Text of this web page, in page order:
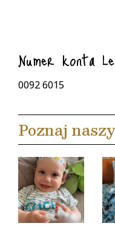
Numer konta
0092 6015
Poznaj